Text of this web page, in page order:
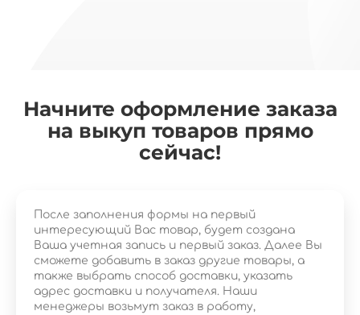
Начните оформление заказа
на выкуп товаров прямо
сейчас!
После заполнения формы на первый
интересующий Вас товар, будет создана
Ваша учетная запись и первый заказ. Далее Вы
сможете добавить в заказ другие товары, а
также выбрать способ доставки, указать
адрес доставки и получателя. Наши
менеджеры возьмут заказ в работу,